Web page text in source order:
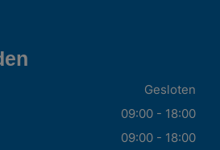
Gesloten
09:00 - 18:00
09:00 - 18:00